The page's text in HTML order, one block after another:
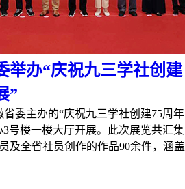
举办“庆祝九三学社创建
”
委主办的“庆祝九三学社创建75周年
号楼一楼大厅开展。此次展览共汇集
及全省社员创作的作品90余件，涵盖